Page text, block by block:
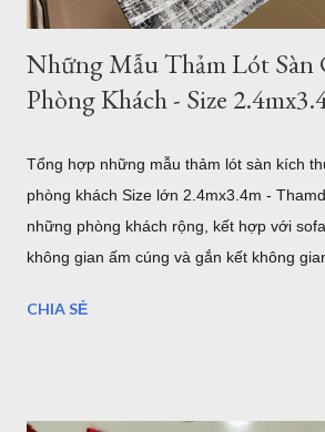
Những Mẫu Thảm Lót Sàn
Phòng Khách - Size
Tổng hợp những mẫu thảm lót sàn kích
phòng khách Size lớn 2.4mx3.4m -
những phòng khách rộng, kết hợp với
không gian ấm cúng và gắn kết không
chiều dài 3.4m sẽ làm cho những thiết bị
CHIA SẺ